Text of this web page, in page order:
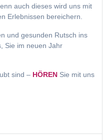
auch dieses wird uns mit
Erlebnissen bereichern.
und gesunden Rutsch ins
Sie im neuen Jahr
sind – HÖREN Sie mit uns